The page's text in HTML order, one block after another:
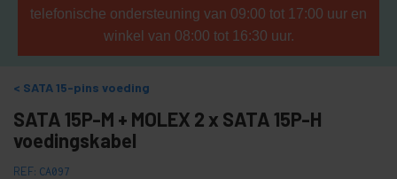
telefonische ondersteuning van 09:00 tot 17:00 uur en
winkel van 08:00 tot 16:30 uur.
SATA 15-pins voeding
SATA 15P-M + MOLEX 2 x SATA 15P-H
voedingskabel
REF: CA097